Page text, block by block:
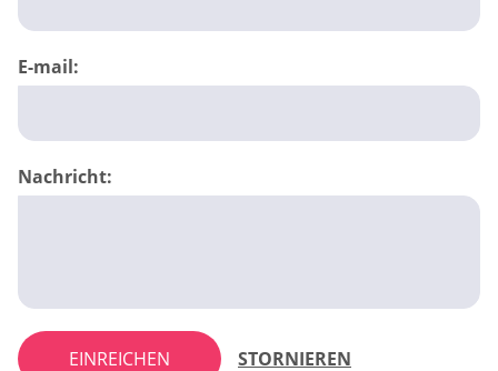
E-mail:
Nachricht:
EINREICHEN STORNIEREN